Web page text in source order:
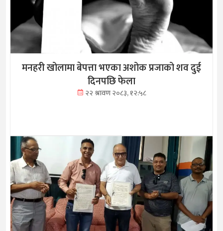
मनहरी खोलामा बेपत्ता भएका अशोक प्रजाको शव दुई
दिनपछि फेला
२२ श्रावण २०८३, १२:५८